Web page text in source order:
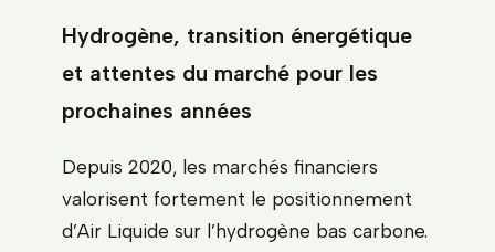
Hydrogène, transition énergétique
et attentes du marché pour les
prochaines années
Depuis 2020, les marchés financiers
valorisent fortement le positionnement
d’Air Liquide sur l’hydrogène bas carbone.